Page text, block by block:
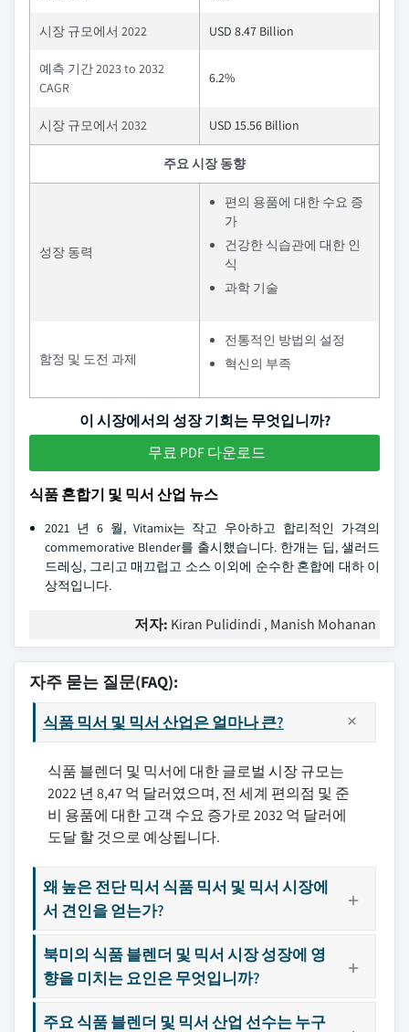
시장 규모에서 2022 USD 8.47 Billion
예측 기간 2023 to 2032
CAGR
6.2%
시장 규모에서 2032 USD 15.56 Billion
주요 시장 동향
성장 동력
편의 용품에 대한 수요 증
가
건강한 식습관에 대한 인
식
과학 기술
함정 및 도전 과제
전통적인 방법의 설정
혁신의 부족
이 시장에서의 성장 기회는 무엇입니까?
무료 PDF 다운로드
식품 혼합기 및 믹서 산업 뉴스
2021 년 6 월, Vitamix는 작고 우아하고 합리적인 가격의
commemorative Blender를 출시했습니다. 한개는 딥, 샐러드
드레싱, 그리고 매끄럽고 소스 이외에 순수한 혼합에 대하 이
상적입니다.
저자: Kiran Pulidindi , Manish Mohanan
자주 묻는 질문(FAQ):
식품 믹서 및 믹서 산업은 얼마나 큰?
식품 블렌더 및 믹서에 대한 글로벌 시장 규모는
2022 년 8,47 억 달러였으며, 전 세계 편의점 및 준
비 용품에 대한 고객 수요 증가로 2032 억 달러에
도달 할 것으로 예상됩니다.
왜 높은 전단 믹서 식품 믹서 및 믹서 시장에
서 견인을 얻는가?
북미의 식품 블렌더 및 믹서 시장 성장에 영
향을 미치는 요인은 무엇입니까?
주요 식품 블렌더 및 믹서 산업 선수는 누구